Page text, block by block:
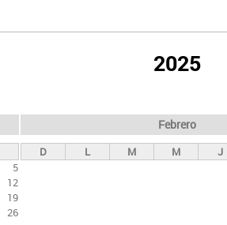
2025
5
12
19
26
Febrero
D L M M J